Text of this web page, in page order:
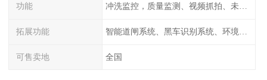
功能
拓展功能
可售卖地 全国